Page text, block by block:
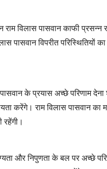
राम विलास पासवान काफी
विपरीत परिस्थितियों
के प्रयास अच्छे परिणाम
करेंगे। राम विलास पासवान
रहेंगी।
और निपुणता के बल पर अच्छे